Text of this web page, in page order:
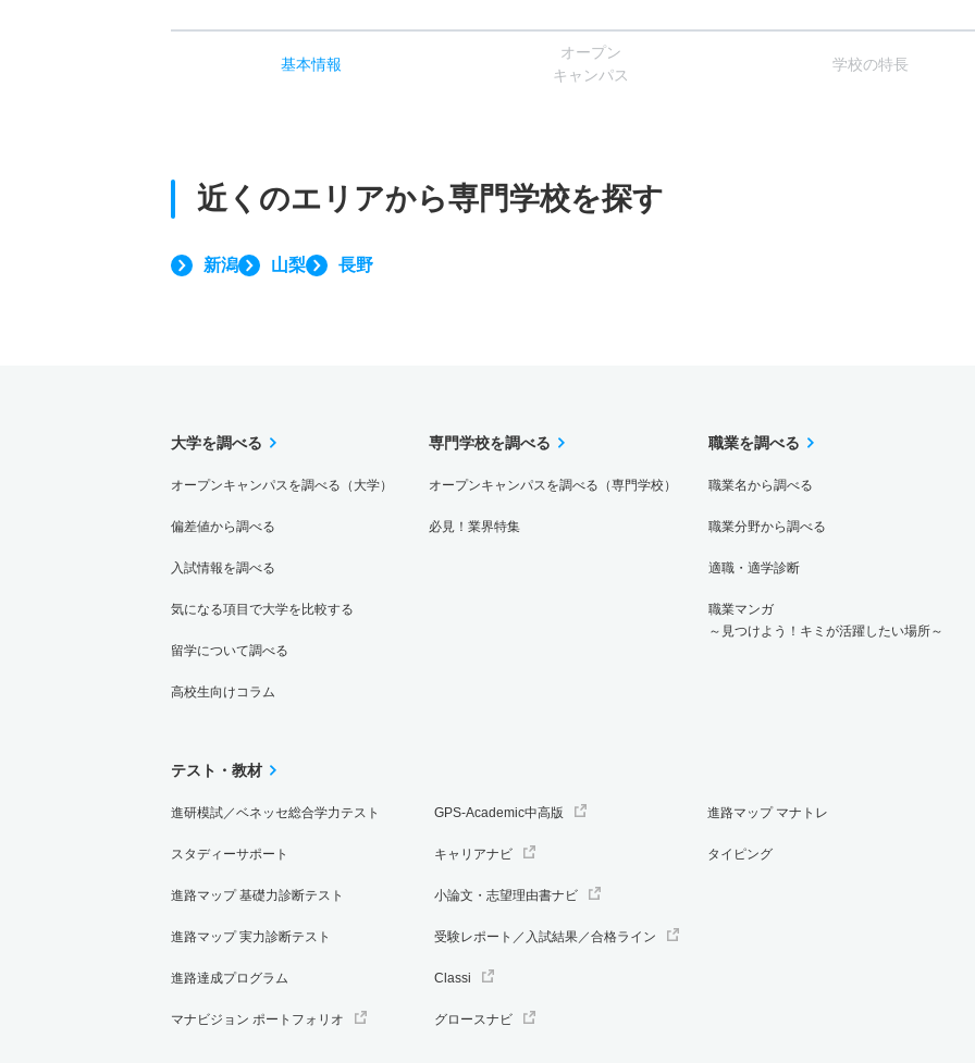
基本情報
オープン
キャンパス
学校の特長
近くのエリアから専門学校を探す
新潟 山梨 長野
大学を調べる
オープンキャンパスを調べる（大学）
偏差値から調べる
入試情報を調べる
気になる項目で大学を比較する
留学について調べる
高校生向けコラム
専門学校を調べる
オープンキャンパスを調べる（専門学校）
必見！業界特集
職業を調べる
職業名から調べる
職業分野から調べる
適職・適学診断
職業マンガ
～見つけよう！キミが活躍したい場所～
テスト・教材
進研模試／ベネッセ総合学力テスト
スタディーサポート
進路マップ 基礎力診断テスト
進路マップ 実力診断テスト
進路達成プログラム
マナビジョン ポートフォリオ
GPS-Academic中高版
キャリアナビ
小論文・志望理由書ナビ
受験レポート／入試結果／合格ライン
Classi
グロースナビ
進路マップ マナトレ
タイピング